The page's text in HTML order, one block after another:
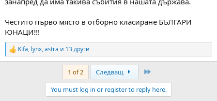
Честито първо място в отборно класиране БЪЛГАРИ
ЮНАЦИ!!!
R
e
Kifa, lynx,astra и 13 други
1 of 2 Следващ
You must log in or register to reply here.